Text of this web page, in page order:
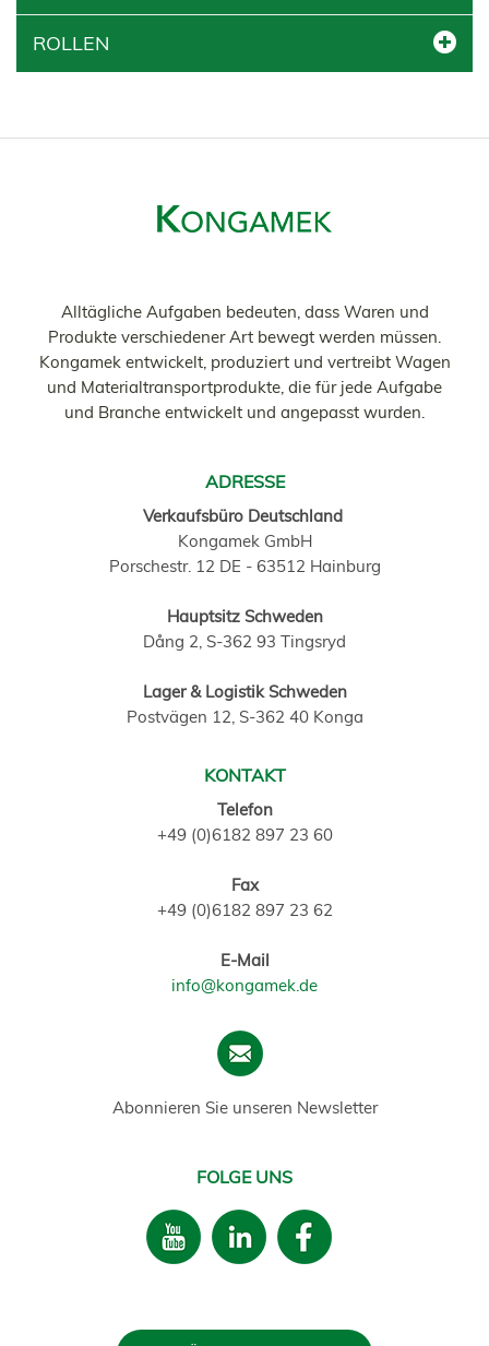
ROLLEN
Alltägliche Aufgaben bedeuten, dass Waren und
Produkte verschiedener Art bewegt werden müssen.
Kongamek entwickelt, produziert und vertreibt Wagen
und Materialtransportprodukte, die für jede Aufgabe
und Branche entwickelt und angepasst wurden.
ADRESSE
Verkaufsbüro Deutschland
Kongamek GmbH
Porschestr. 12 DE - 63512 Hainburg
Hauptsitz Schweden
Dång 2, S-362 93 Tingsryd
Lager & Logistik Schweden
Postvägen 12, S-362 40 Konga
KONTAKT
Telefon
+49 (0)6182 897 23 60
Fax
+49 (0)6182 897 23 62
E-Mail
info@kongamek.de
Abonnieren Sie unseren Newsletter
FOLGE UNS